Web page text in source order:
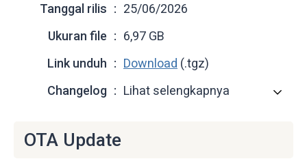
Tanggal rilis
25/06/2026
Ukuran file
6,97 GB
Link unduh
Download (.tgz)
Changelog
Lihat selengkapnya
OTA Update